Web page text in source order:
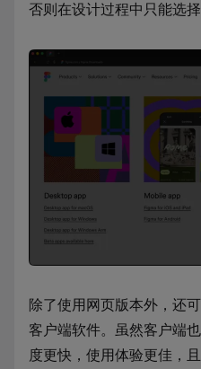
否则在设计过程中只能选择
除了使用网页版本外，还
客户端软件。虽然客户端
度更快，使用体验更佳，